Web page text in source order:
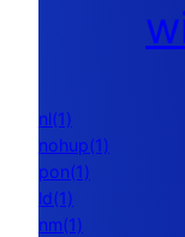
nl(1)
nohup(1)
pon(1)
ld(1)
nm(1)